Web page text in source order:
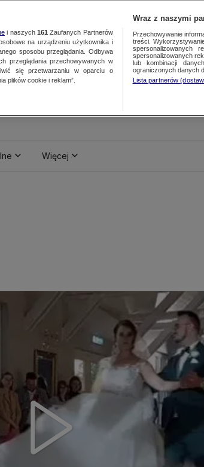
Więcej
i naszych 161 Zaufanych Partnerów
na urządzeniu użytkownika i
sposobu przeglądania. Odbywa
przeglądania przechowywanych w
się przetwarzaniu w oparciu o
plików cookie i reklam”.
Wraz z naszymi
Przechowywanie
treści.
spersonalizowanych
spersonalizowanych
lub kombinacji
ograniczonych danych
Lista partnerów